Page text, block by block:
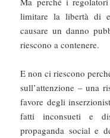
limitare la libertà di
causare un danno
riescono a contenere.
E non ci riescono
sull’attenzione – una
favore degli
fatti inconsueti e
propaganda social e